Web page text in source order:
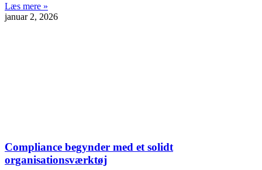
Læs mere »
januar 2, 2026
Compliance begynder med et solidt
organisationsværktøj